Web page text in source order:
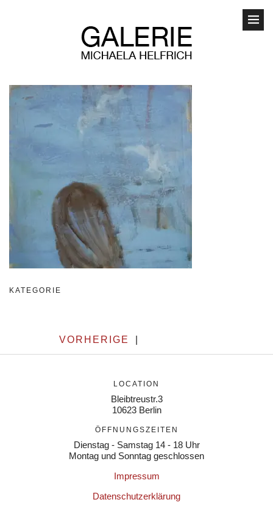
KATEGORIE
VORHERIGE
LOCATION
Bleibtreustr.3
10623 Berlin
ÖFFNUNGSZEITEN
Dienstag - Samstag 14 - 18 Uhr
Montag und Sonntag geschlossen
Impressum
Datenschutzerklärung